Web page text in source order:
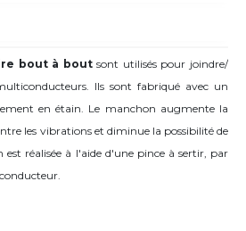
bout à boutsont utilisés pour joindre/
Ils sont fabriqué avec un
en étain. Le manchon augmente la
les vibrations et diminue la possibilité de
réalisée à l'aide d'une pince à sertir, par